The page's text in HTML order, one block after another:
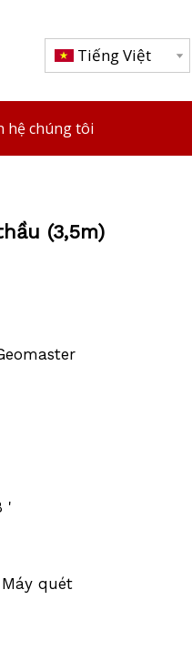
Tiếng Việt
hệ chúng tôi
(3,5m)
'
quét